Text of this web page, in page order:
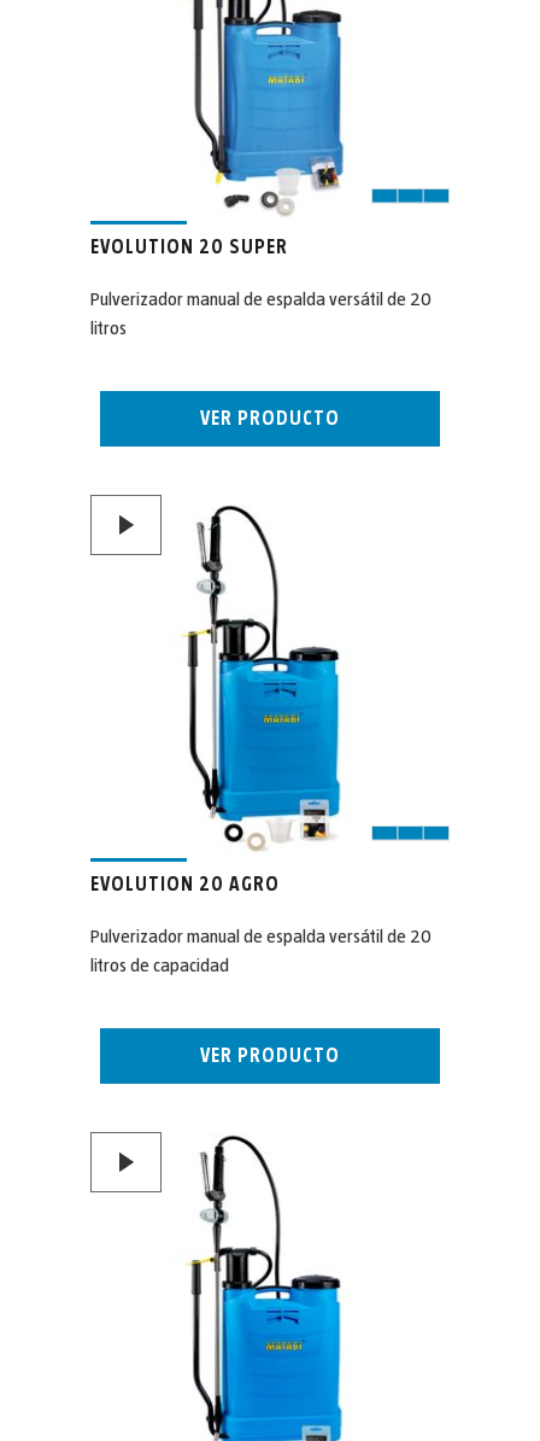
EVOLUTION 20 SUPER
Pulverizador manual de espalda versátil de 20
litros
VER PRODUCTO
EVOLUTION 20 AGRO
Pulverizador manual de espalda versátil de 20
litros de capacidad
VER PRODUCTO